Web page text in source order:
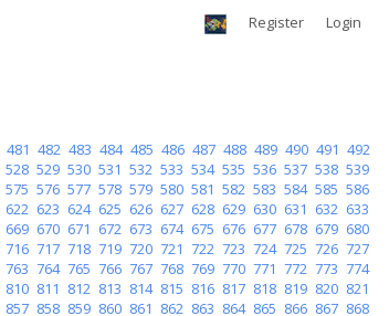
Register Login
481 482 483 484 485 486 487 488 489 490 491 492
528 529 530 531 532 533 534 535 536 537 538 539
575 576 577 578 579 580 581 582 583 584 585 586
622 623 624 625 626 627 628 629 630 631 632 633
669 670 671 672 673 674 675 676 677 678 679 680
716 717 718 719 720 721 722 723 724 725 726 727
763 764 765 766 767 768 769 770 771 772 773 774
810 811 812 813 814 815 816 817 818 819 820 821
857 858 859 860 861 862 863 864 865 866 867 868